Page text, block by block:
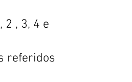
, 3, 4 e
referidos